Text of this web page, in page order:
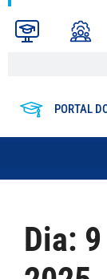
PORTAL
Dia: